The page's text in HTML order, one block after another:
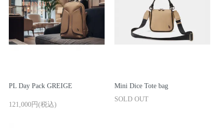
PL Day Pack GREIGE
121,000円(税込)
Mini Dice Tote bag
SOLD OUT